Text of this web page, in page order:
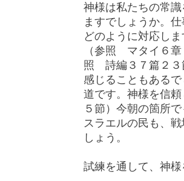
神様は私たちの常
ますでしょうか。
どのように対応し
（参照　マタイ６
照　詩編３７篇２
感じることもある
道です。神様を信
５節）今朝の箇所
スラエルの民も、
しょう。
試練を通して、神